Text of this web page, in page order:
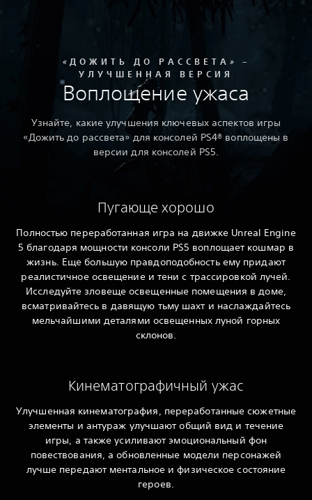
«ДОЖИТЬ ДО РАССВЕТА» –
УЛУЧШЕННАЯ ВЕРСИЯ
Воплощение ужаса
Узнайте, какие улучшения ключевых аспектов игры
«Дожить до рассвета» для консолей PS4® воплощены в
версии для консолей PS5.
Пугающе хорошо
Полностью переработанная игра на движке Unreal Engine
5 благодаря мощности консоли PS5 воплощает кошмар в
жизнь. Еще большую правдоподобность ему придают
реалистичное освещение и тени с трассировкой лучей.
Исследуйте зловеще освещенные помещения в доме,
всматривайтесь в давящую тьму шахт и наслаждайтесь
мельчайшими деталями освещенных луной горных
склонов.
Кинематографичный ужас
Улучшенная кинематография, переработанные сюжетные
элементы и антураж улучшают общий вид и течение
игры, а также усиливают эмоциональный фон
повествования, а обновленные модели персонажей
лучше передают ментальное и физическое состояние
героев.